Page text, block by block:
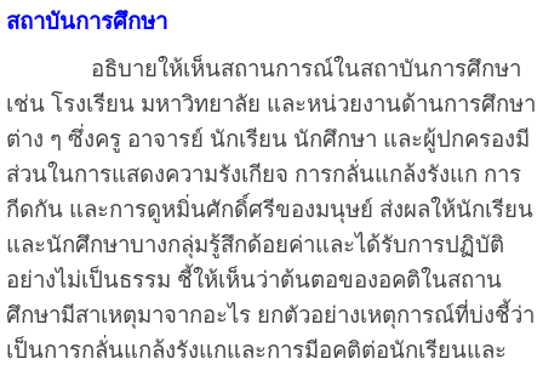
สถาบันการศึกษา
อธิบายให้เห็นสถานการณ์ในสถาบันการศึกษา
เช่น โรงเรียน มหาวิทยาลัย และหน่วยงานด้านการศึกษา
ต่าง ๆ ซึ่งครู อาจารย์ นักเรียน นักศึกษา และผู้ปกครองมี
ส่วนในการแสดงความรังเกียจ การกลั่นแกล้งรังแก การ
กีดกัน และการดูหมิ่นศักดิ์ศรีของมนุษย์ ส่งผลให้นักเรียน
และนักศึกษาบางกลุ่มรู้สึกด้อยค่าและได้รับการปฏิบัติ
อย่างไม่เป็นธรรม ชี้ให้เห็นว่าต้นตอของอคติในสถาน
ศึกษามีสาเหตุมาจากอะไร ยกตัวอย่างเหตุการณ์ที่บ่งชี้ว่า
เป็นการกลั่นแกล้งรังแกและการมีอคติต่อนักเรียนและ